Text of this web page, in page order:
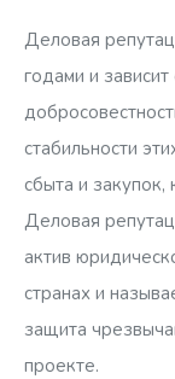
Деловая
годами и
стабильности
сбыта и закупок,
Деловая
актив
странах и
защита
проекте.